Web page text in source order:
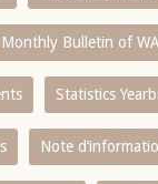
Monthly Bulletin of
Statistics
Note